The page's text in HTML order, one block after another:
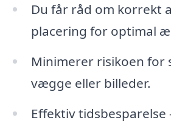
Du får råd om korrekt
placering for optimal
Minimerer risikoen for
vægge eller billeder.
Effektiv tidsbesparelse